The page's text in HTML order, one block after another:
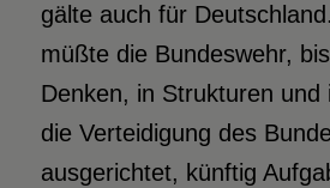
gälte auch für
müßte die Bundeswehr,
Denken, in Strukturen und
die Verteidigung des
ausgerichtet, künftig